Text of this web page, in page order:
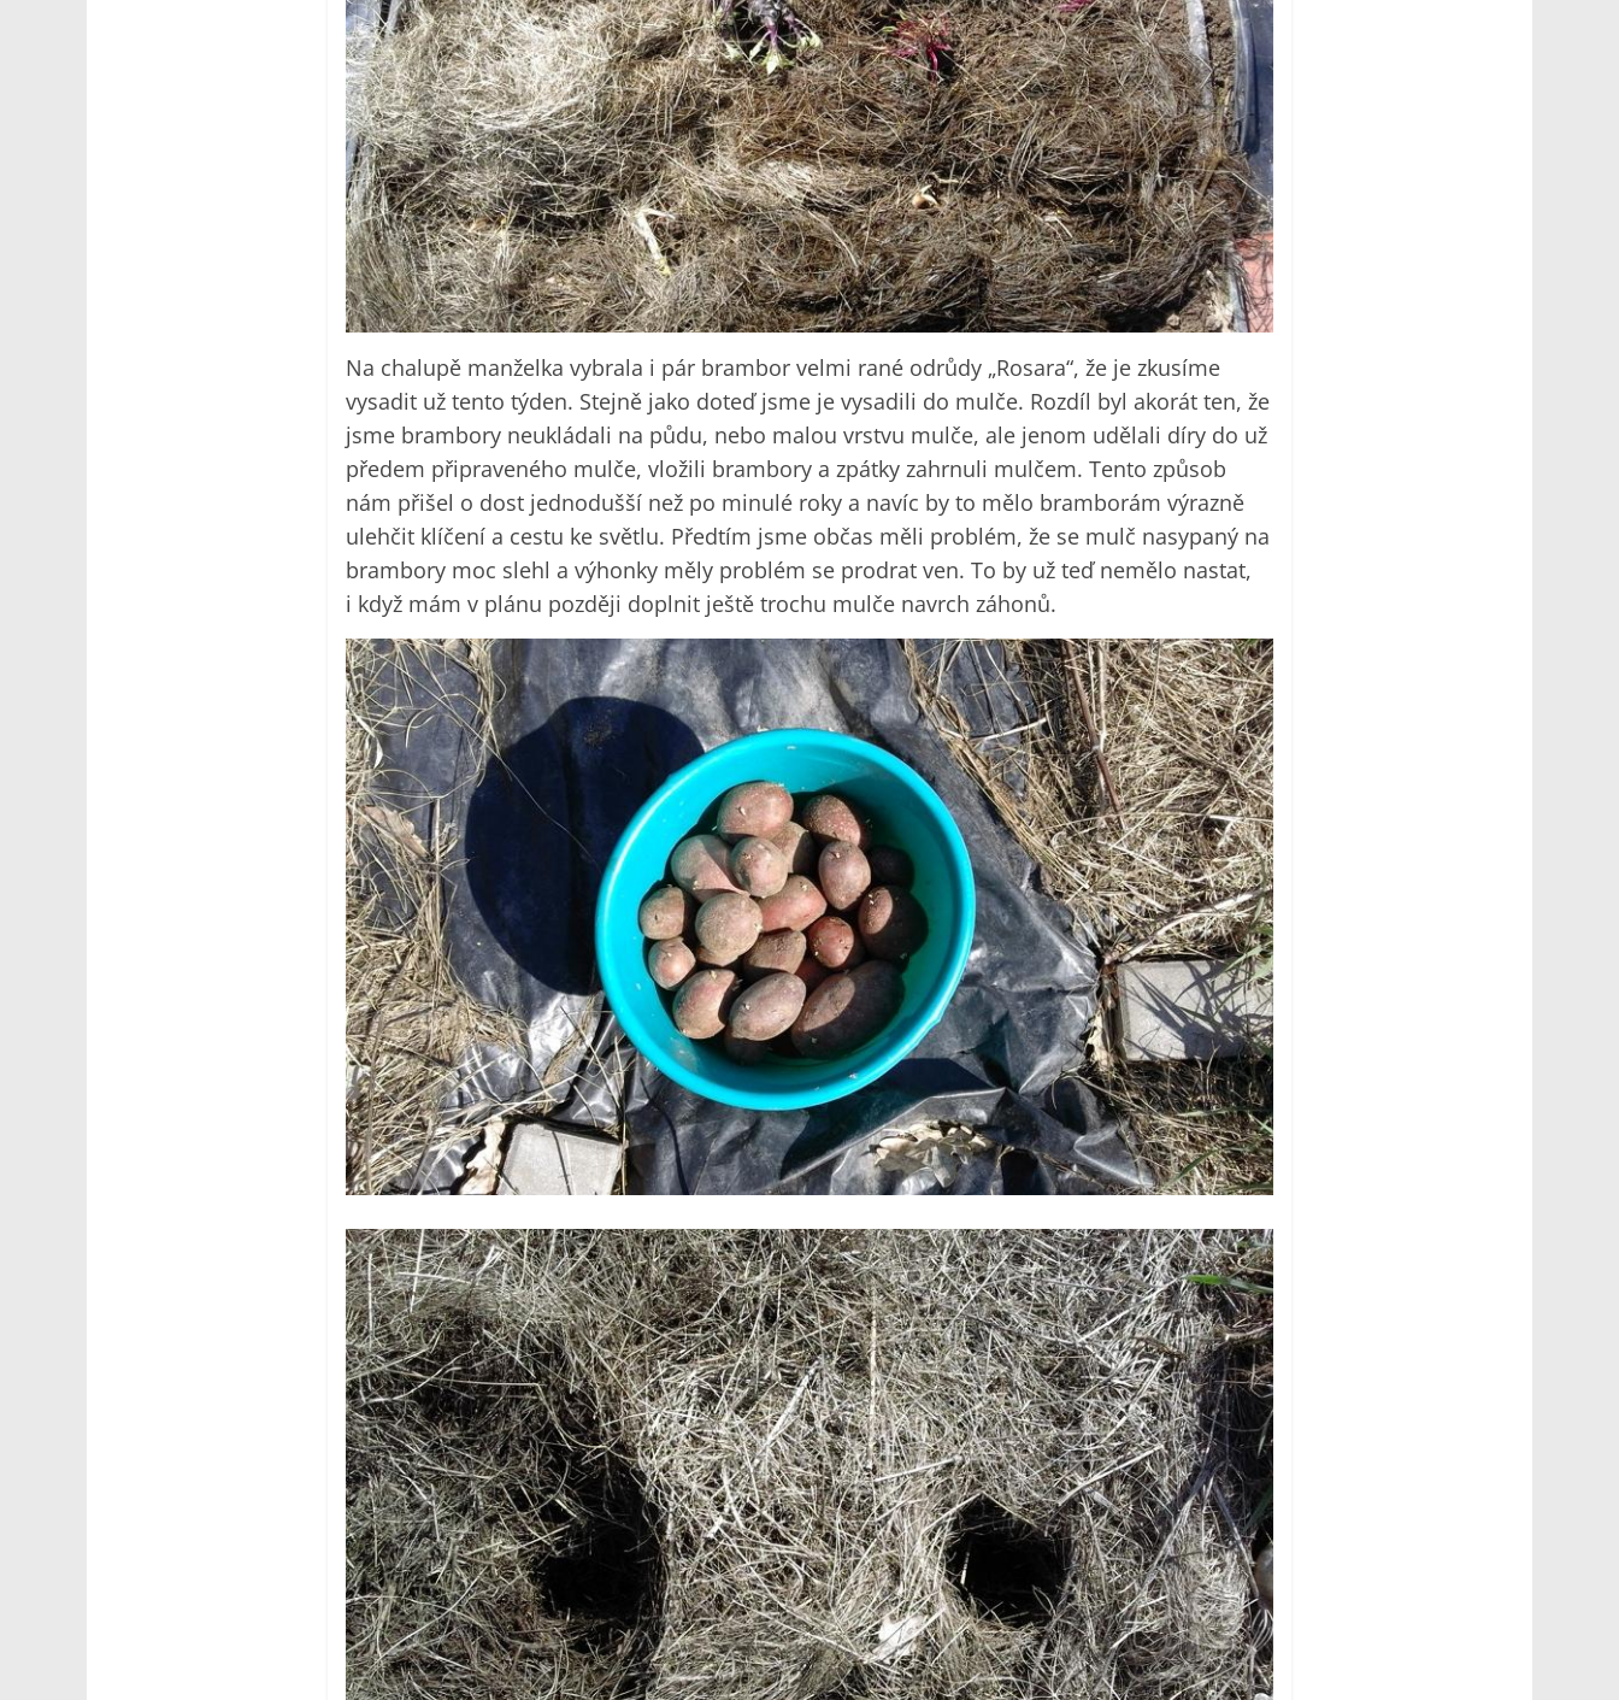
Na chalupě manželka vybrala i pár brambor velmi rané odrůdy „Rosara“, že je zkusíme
vysadit už tento týden. Stejně jako doteď jsme je vysadili do mulče. Rozdíl byl akorát ten, že
jsme brambory neukládali na půdu, nebo malou vrstvu mulče, ale jenom udělali díry do už
předem připraveného mulče, vložili brambory a zpátky zahrnuli mulčem. Tento způsob
nám přišel o dost jednodušší než po minulé roky a navíc by to mělo bramborám výrazně
ulehčit klíčení a cestu ke světlu. Předtím jsme občas měli problém, že se mulč nasypaný na
brambory moc slehl a výhonky měly problém se prodrat ven. To by už teď nemělo nastat,
i když mám v plánu později doplnit ještě trochu mulče navrch záhonů.